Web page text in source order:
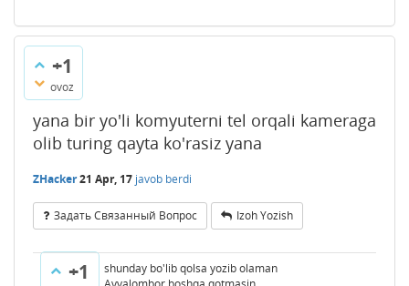
+1
ovoz
yana bir yo'li komyuterni tel orqali kameraga
olib turing qayta ko'rasiz yana
ZHacker21 Apr, 17 javob berdi
Задать Связанный Вопрос Izoh Yozish
+1
shunday bo'lib qolsa yozib olaman